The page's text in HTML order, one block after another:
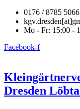
0176 / 8785 5066
Mo - Fr: 15:00 -
Facebook-f
Dresden